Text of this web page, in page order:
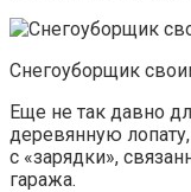
Снегоуборщик
Еще не так давно
деревянную
с «зарядки»,
гаража.